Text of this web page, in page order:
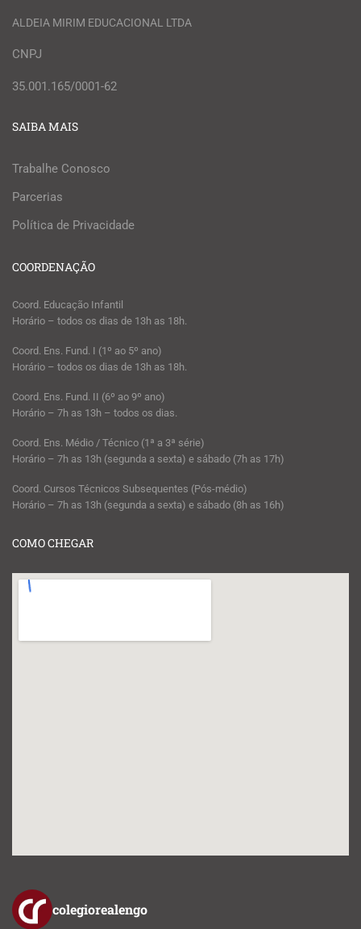
ALDEIA MIRIM EDUCACIONAL LTDA
CNPJ
35.001.165/0001-62
SAIBA MAIS
Trabalhe Conosco
Parcerias
Política de Privacidade
COORDENAÇÃO
Coord. Educação Infantil
Horário – todos os dias de 13h as 18h.
Coord. Ens. Fund. I (1º ao 5º ano)
Horário – todos os dias de 13h as 18h.
Coord. Ens. Fund. II (6º ao 9º ano)
Horário – 7h as 13h – todos os dias.
Coord. Ens. Médio / Técnico (1ª a 3ª série)
Horário – 7h as 13h (segunda a sexta) e sábado (7h as 17h)
Coord. Cursos Técnicos Subsequentes (Pós-médio)
Horário – 7h as 13h (segunda a sexta) e sábado (8h as 16h)
COMO CHEGAR
colegiorealengo